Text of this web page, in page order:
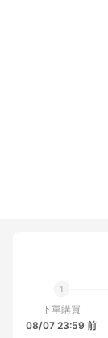
下單購買
08/07 23:59 前